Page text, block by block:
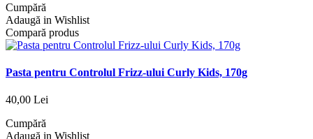
Cumpără
Adaugă in Wishlist
Compară produs
Pasta pentru Controlul Frizz-ului Curly Kids, 170g
40,00 Lei
Cumpără
Adaugă in Wishlist